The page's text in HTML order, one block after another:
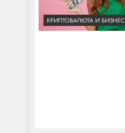
КРИПТОВАЛЮТА И БИЗНЕС